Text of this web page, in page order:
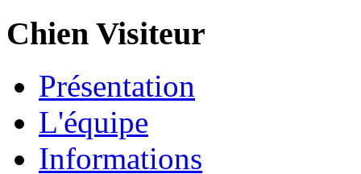
Chien Visiteur
Présentation
L'équipe
Informations